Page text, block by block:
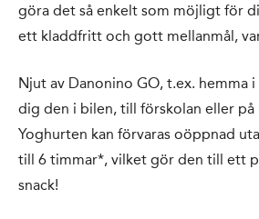
göra det så enkelt som möjligt för
ett kladdfritt och gott mellanmål,
Njut av Danonino GO, t.ex. hemma
dig den i bilen, till förskolan eller på
Yoghurten kan förvaras oöppnad
till 6 timmar*, vilket gör den till ett
snack!